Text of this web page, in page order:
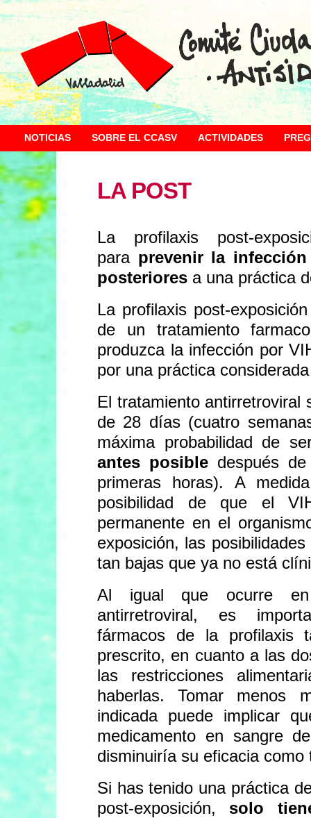
NOTICIAS SOBRE EL CCASV ACTIVIDADES
LA POST
La profilaxis post-
paraprevenir la
posteriores a una práctica
La profilaxis post-
de un tratamiento
produzca la infección por
por una práctica
El tratamiento antirretroviral
de 28 días (cuatro
máxima probabilidad de
antes posible después
primeras horas). A
posibilidad de que el
permanente en el
exposición, las
tan bajas que ya no está
Al igual que ocurre en
antirretroviral, es
fármacos de la profilaxis
prescrito, en cuanto a las
las restricciones
haberlas. Tomar menos
indicada puede implicar
medicamento en sangre
disminuiría su eficacia
Si has tenido una práctica
post-exposición, solo